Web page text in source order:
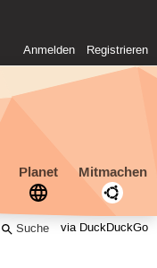
Anmelden Registrieren
Planet Mitmachen
via DuckDuckGo